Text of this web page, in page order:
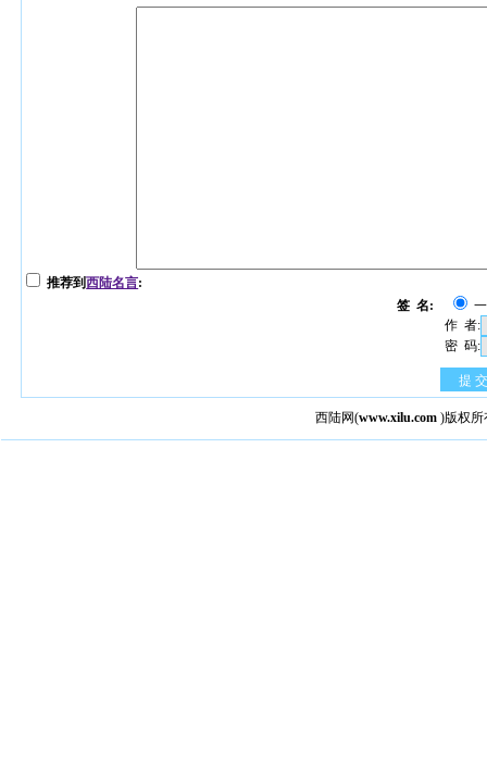
推荐到西陆名言:
签 名:
作 者:
密 码:
提 交
西陆网(www.xilu.com )版权